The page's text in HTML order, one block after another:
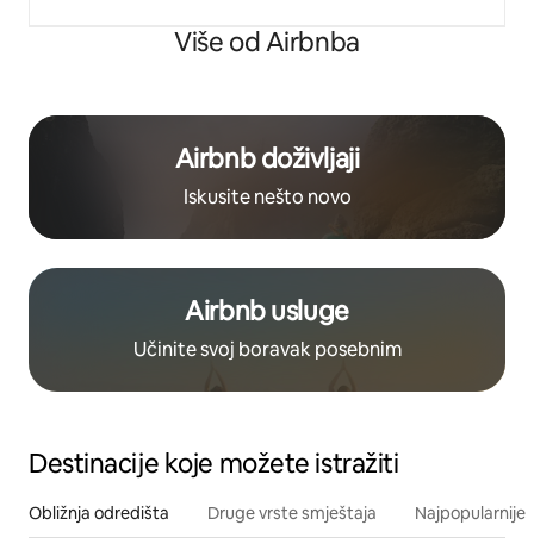
Više od Airbnba
Airbnb doživljaji
Iskusite nešto novo
Airbnb usluge
Učinite svoj boravak posebnim
Destinacije koje možete istražiti
Obližnja odredišta Druge vrste smještaja Najpopularnije